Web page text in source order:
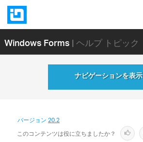
Windows Forms| ヘルプ トピック
ナビゲーションを表示
バージョン20.2
このコンテンツは役に立ちましたか？